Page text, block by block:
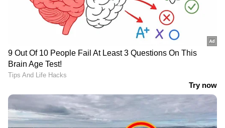
യുഎസ് തുടങ്ങി വെച്ച ആക്രമണത്തിന്
മറുപടിയുമായി ഇറാൻ; വെടിനിർത്തലിന്
ഇന്ത്യയ്ക്ക് വീണ്ടും '8 ന്റെ പണി'; കടുത്ത
തീരുമാനവുമായി ഡോണൾഡ് ട്രംപ്,
ഇറക്കുമതി തീരുവ കൂട്ടാന്‍ യുഎസ് നീക്കം
DOWNLOAD APP
RECOMMENDED STORIES